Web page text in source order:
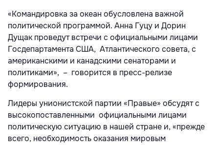
«Командировка за океан обусловлена важной
политической программой. Анна Гуцу и Дорин
Дущак проведут встречи с официальными лицами
Госдепартамента США, Атлантического совета, с
американскими и канадскими сенаторами и
политиками», – говорится в пресс-релизе
формирования.
Лидеры унионистской партии «Правые» обсудят с
высокопоставленными официальными лицами
политическую ситуацию в нашей стране и, «прежде
всего, необходимость оказания мировым